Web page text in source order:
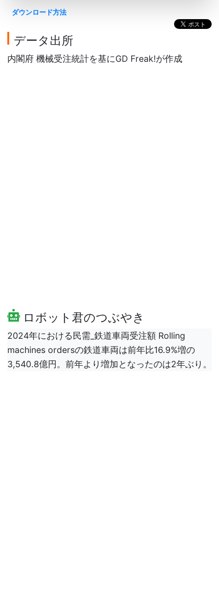
ダウンロード方法
データ出所
内閣府 機械受注統計を基にGD Freak!が作成
ロボット君のつぶやき
2024年における民需_鉄道車両受注額 Rolling
machines ordersの鉄道車両は前年比16.9%増の
3,540.8億円。前年より増加となったのは2年ぶり。